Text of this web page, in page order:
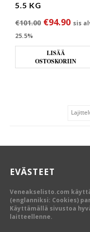
5.5 KG
€101.00 €94.90 sis
25.5%
LISÄÄ
OSTOSKORIIN
EVÄSTEET
Veneakselisto.com
(englanniksi: Cookies)
Käyttämällä sivustoa
laitteellenne.